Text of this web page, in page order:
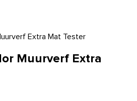
Extra Mat Tester
Muurverf Extra